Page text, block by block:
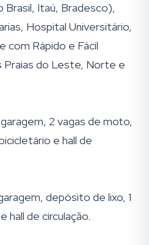
Brasil, Itaú, Bradesco),
Hospital Universitário,
com Rápido e Fácil
Praias do Leste, Norte e
2 vagas de moto,
e hall de
depósito de lixo, 1
hall de circulação.